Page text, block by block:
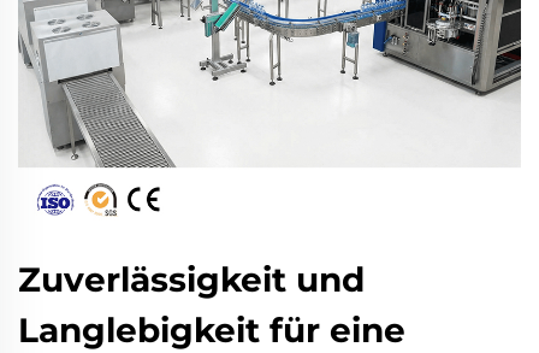
Zuverlässigkeit und
Langlebigkeit für eine